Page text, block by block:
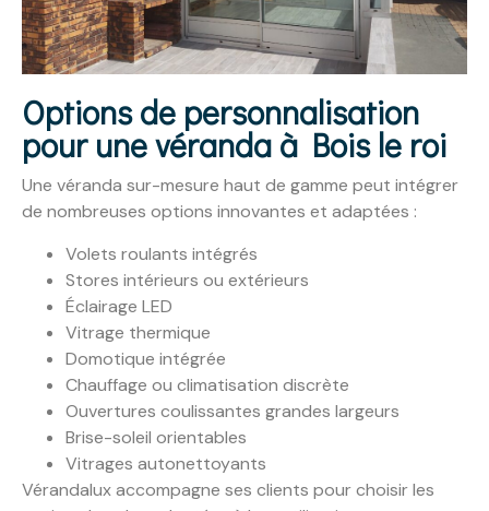
Options de personnalisation
pour une véranda à Bois le roi
Une véranda sur-mesure haut de gamme peut intégrer
de nombreuses options innovantes et adaptées :
Volets roulants intégrés
Stores intérieurs ou extérieurs
Éclairage LED
Vitrage thermique
Domotique intégrée
Chauffage ou climatisation discrète
Ouvertures coulissantes grandes largeurs
Brise-soleil orientables
Vitrages autonettoyants
Vérandalux accompagne ses clients pour choisir les